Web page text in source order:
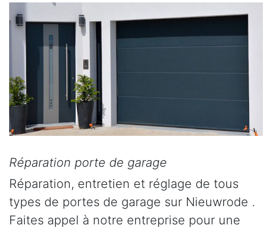
Réparation porte de garage
Réparation, entretien et réglage de tous
types de portes de garage sur Nieuwrode .
Faites appel à notre entreprise pour une